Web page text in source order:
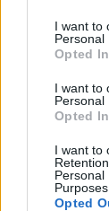
I want to
Personal
Opted In
I want to
Personal
Opted In
I want to
Personal
Opted